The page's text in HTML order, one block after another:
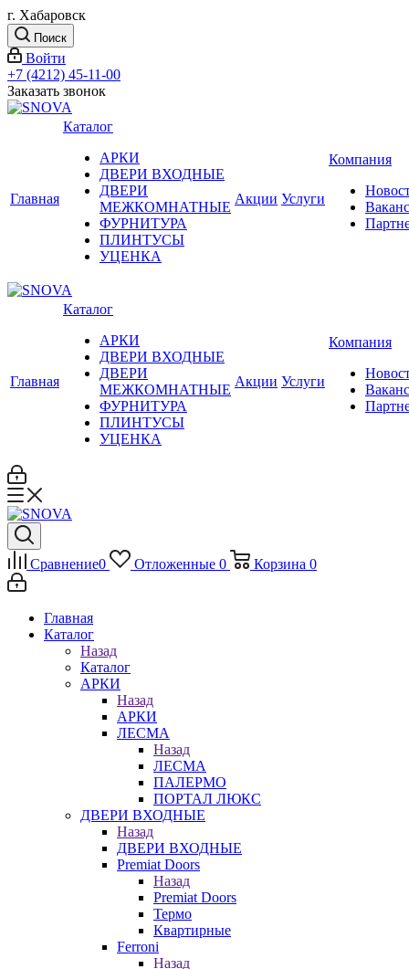
г. Хабаровск
Поиск
Войти
+7 (4212) 45-11-00
Заказать звонок
Главная
Каталог
АРКИ
ДВЕРИ ВХОДНЫЕ
ДВЕРИ
МЕЖКОМНАТНЫЕ
ФУРНИТУРА
ПЛИНТУСЫ
УЦЕНКА
Акции Услуги
Компания
Главная
Каталог
АРКИ
ДВЕРИ ВХОДНЫЕ
ДВЕРИ
МЕЖКОМНАТНЫЕ
ФУРНИТУРА
ПЛИНТУСЫ
УЦЕНКА
Акции Услуги
Компания
Сравнение0 Отложенные 0 Корзина 0
Главная
Каталог
Назад
Каталог
АРКИ
Назад
АРКИ
ЛЕСМА
Назад
ЛЕСМА
ПАЛЕРМО
ПОРТАЛ ЛЮКС
ДВЕРИ ВХОДНЫЕ
Назад
ДВЕРИ ВХОДНЫЕ
Premiat Doors
Назад
Premiat Doors
Термо
Квартирные
Ferroni
Назад